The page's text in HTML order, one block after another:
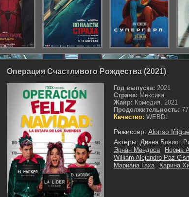
Операция Счастливого Рождества (2021)
Год выпуска: 2021
Страна: Мексика
Жанр: Комедия, 2021
Продолжительность:
Качество: WEBDL
Режиссер: Alonso
Актеры: Диана Бовио
Эрнан Мендоса
Норма
William Alejandro Paz
Мариана Гаха
Карина